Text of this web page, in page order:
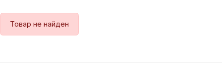
Товар не найден